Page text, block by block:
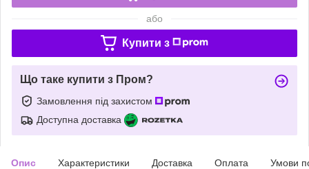
або
Купити з
Що таке купити з Пром?
Замовлення під захистом
Доступна доставка
Опис Характеристики Доставка Оплата Умови